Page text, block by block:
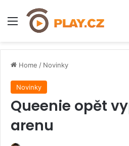
Menu
Home / Novinky
Novinky
Queenie opět
arenu